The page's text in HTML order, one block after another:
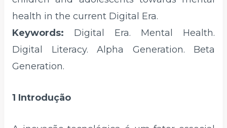
health in the current Digital Era.
Keywords: Digital Era. Mental Health.
Digital Literacy. Alpha Generation. Beta
Generation.
1 Introdução